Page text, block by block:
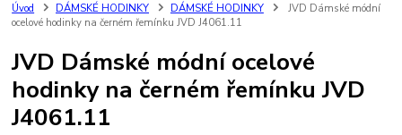
Úvod DÁMSKÉ HODINKY DÁMSKÉ HODINKY
JVD Dámské módní
ocelové hodinky na černém řemínku JVD J4061.11
JVD Dámské módní ocelové
hodinky na černém řemínku JVD
J4061.11